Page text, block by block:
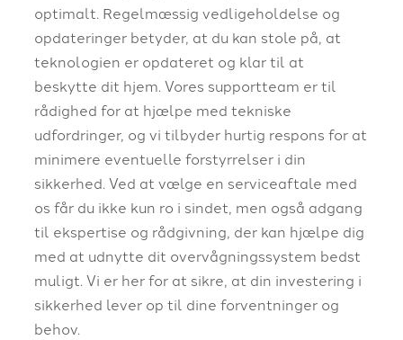
optimalt. Regelmæssig vedligeholdelse og
opdateringer betyder, at du kan stole på, at
teknologien er opdateret og klar til at
beskytte dit hjem. Vores supportteam er til
rådighed for at hjælpe med tekniske
udfordringer, og vi tilbyder hurtig respons for at
minimere eventuelle forstyrrelser i din
sikkerhed. Ved at vælge en serviceaftale med
os får du ikke kun ro i sindet, men også adgang
til ekspertise og rådgivning, der kan hjælpe dig
med at udnytte dit overvågningssystem bedst
muligt. Vi er her for at sikre, at din investering i
sikkerhed lever op til dine forventninger og
behov.